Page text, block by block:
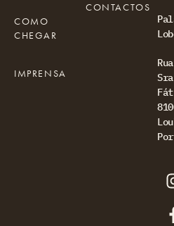
COMO
CHEGAR
IMPRENSA
CONTACTOS